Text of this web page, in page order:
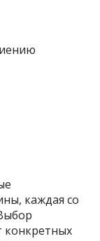
каждая со
конкретных